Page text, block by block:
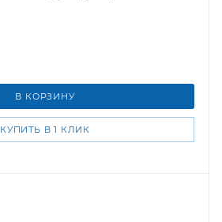
В КОРЗИНУ
КУПИТЬ В 1 КЛИК